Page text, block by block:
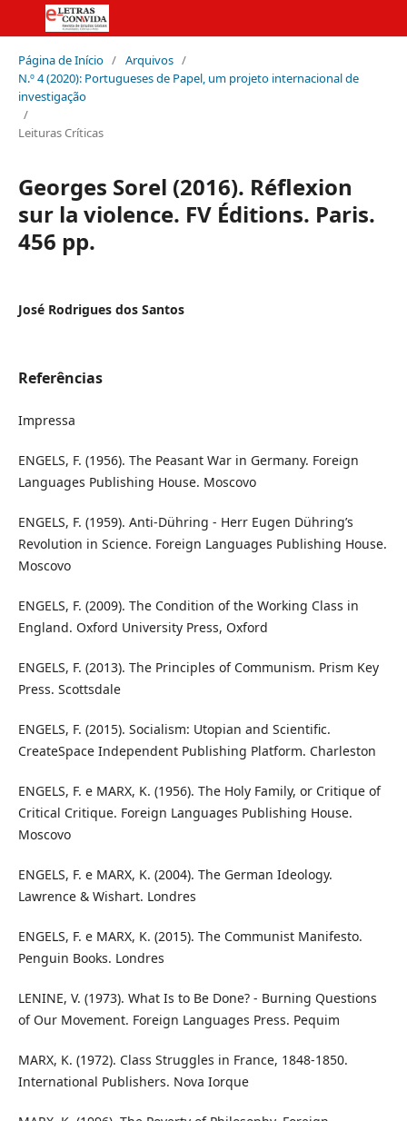
Página de Início / Arquivos /
N.º 4 (2020): Portugueses de Papel, um projeto internacional de
investigação
/
Leituras Críticas
Georges Sorel (2016). Réflexion
sur la violence. FV Éditions. Paris.
456 pp.
José Rodrigues dos Santos
Referências
Impressa
ENGELS, F. (1956). The Peasant War in Germany. Foreign
Languages Publishing House. Moscovo
ENGELS, F. (1959). Anti-Dühring - Herr Eugen Dühring’s
Revolution in Science. Foreign Languages Publishing House.
Moscovo
ENGELS, F. (2009). The Condition of the Working Class in
England. Oxford University Press, Oxford
ENGELS, F. (2013). The Principles of Communism. Prism Key
Press. Scottsdale
ENGELS, F. (2015). Socialism: Utopian and Scientific.
CreateSpace Independent Publishing Platform. Charleston
ENGELS, F. e MARX, K. (1956). The Holy Family, or Critique of
Critical Critique. Foreign Languages Publishing House.
Moscovo
ENGELS, F. e MARX, K. (2004). The German Ideology.
Lawrence & Wishart. Londres
ENGELS, F. e MARX, K. (2015). The Communist Manifesto.
Penguin Books. Londres
LENINE, V. (1973). What Is to Be Done? - Burning Questions
of Our Movement. Foreign Languages Press. Pequim
MARX, K. (1972). Class Struggles in France, 1848-1850.
International Publishers. Nova Iorque